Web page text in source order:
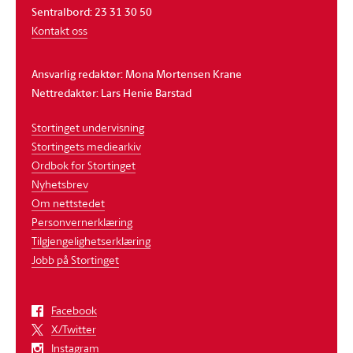
Sentralbord: 23 31 30 50
Kontakt oss
Ansvarlig redaktør: Mona Mortensen Krane
Nettredaktør: Lars Henie Barstad
Stortinget undervisning
Stortingets mediearkiv
Ordbok for Stortinget
Nyhetsbrev
Om nettstedet
Personvernerklæring
Tilgjengelighetserklæring
Jobb på Stortinget
Facebook
X/Twitter
Instagram